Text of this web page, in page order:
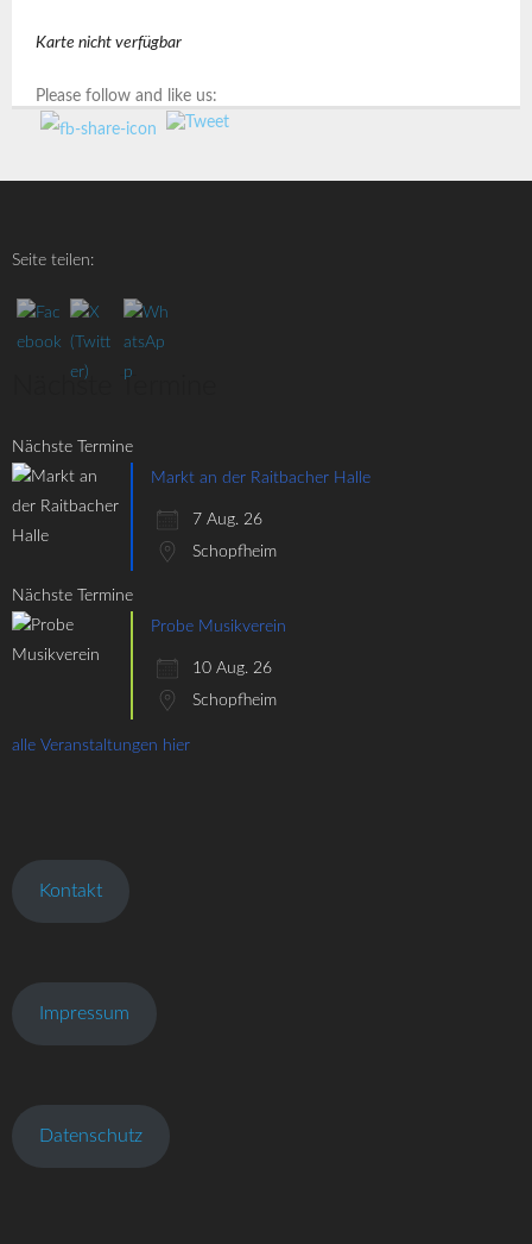
Karte nicht verfügbar
Please follow and like us:
Seite teilen:
Nächste Termine
Nächste Termine
Markt an der Raitbacher Halle
7 Aug. 26
Schopfheim
Nächste Termine
Probe Musikverein
10 Aug. 26
Schopfheim
alle Veranstaltungen hier
Kontakt
Impressum
Datenschutz